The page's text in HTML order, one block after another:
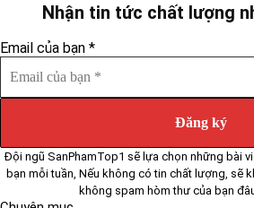
Nhận tin tức chất lượng
Email của bạn *
Đội ngũ SanPhamTop1 sẽ lựa chọn những bài
bạn mỗi tuần, Nếu không có tin chất lượng, sẽ
không spam hòm thư của bạn